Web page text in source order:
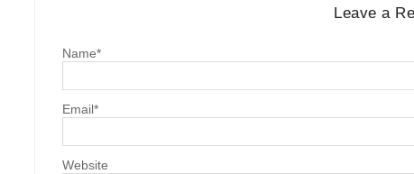
Leave a
Name*
Email*
Website